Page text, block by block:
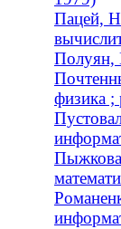
Пацей,
Полуян,
физика ;